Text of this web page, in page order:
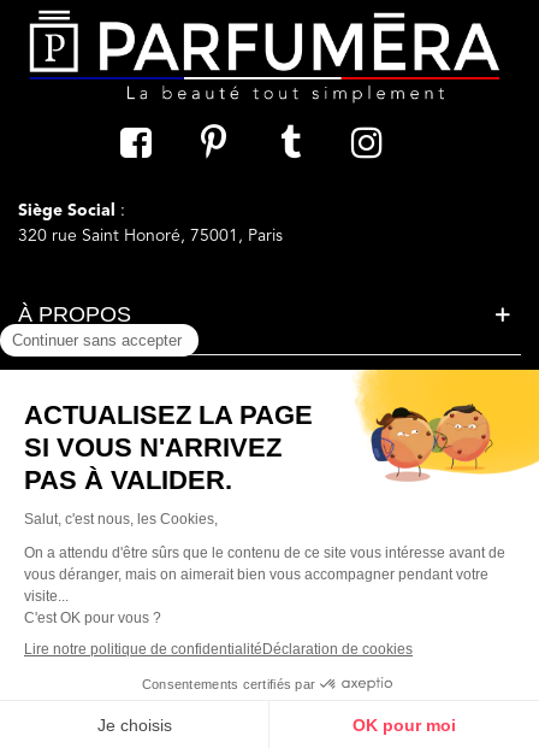
Siège Social
:
320 rue Saint Honoré, 75001, Paris
À PROPOS
BESOIN D'AIDE ?